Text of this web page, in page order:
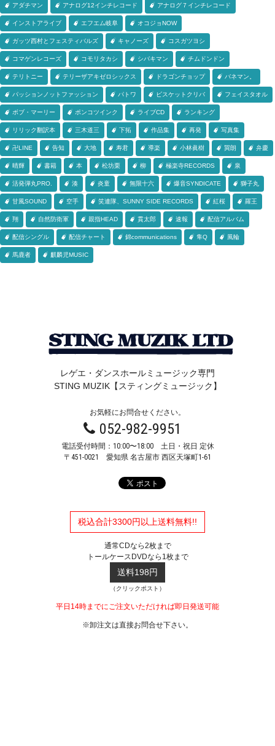
アダチマン アナログ12インチレコード アナログ７インチレコード
インストアライブ エフエム岐阜 オコジョNOW
ガッツ西村とフェスティバルズ キャノーズ コスガツヨシ
コマゲンレコーズ コモリタカシ シバキマン チムドンドン
テリトニー テリーザアキゼロシックス ドラゴンチョップ バネマン。
パッションノットファッション パトワ ビスケットクリバ フェイスタオル
ボブ・マーリー ポンコツインク ライブCD ランキング
リリック翻訳本 三木道三 下拓 作品集 再発 写真集
卍LINE 告知 大地 寿君 導楽 小林眞樹 巽朗 弁慶
晴輝 書籍 本 松坊栗 柳 極楽寺RECORDS 泉
活発弾丸PRO. 湊 炎童 無限十六 爆音SYNDICATE 獅子丸
甘風SOUND 空手 笑連隊、SUNNY SIDE RECORDS 紅桜 羅王
翔 自然防衛軍 親指HEAD 貫太郎 速報 配信アルバム
配信シングル 配信チャート 錦communications 隼Q 風輪
馬鹿者 麒麟児MUSIC
レゲエ・ダンスホールミュージック専門
STING MUZIK【スティングミュージック】
お気軽にお問合せください。
052-982-9951
電話受付時間：10:00〜18:00 土日・祝日 定休
〒451-0021 愛知県 名古屋市 西区天塚町1-61
税込合計3300円以上送料無料!!
通常CDなら2枚まで
トールケースDVDなら1枚まで
送料198円
（クリックポスト）
平日14時までにご注文いただければ即日発送可能
※卸注文は直接お問合せ下さい。